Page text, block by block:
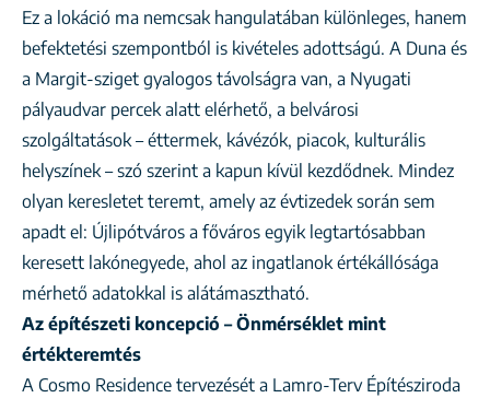
Ez a lokáció ma nemcsak hangulatában különleges, hanem
befektetési szempontból is kivételes adottságú. A Duna és
a Margit-sziget gyalogos távolságra van, a Nyugati
pályaudvar percek alatt elérhető, a belvárosi
szolgáltatások – éttermek, kávézók, piacok, kulturális
helyszínek – szó szerint a kapun kívül kezdődnek. Mindez
olyan keresletet teremt, amely az évtizedek során sem
apadt el: Újlipótváros a főváros egyik legtartósabban
keresett lakónegyede, ahol az ingatlanok értékállósága
mérhető adatokkal is alátámasztható.
Az építészeti koncepció – Önmérséklet mint
értékteremtés
A Cosmo Residence tervezését a Lamro-Terv Építésziroda